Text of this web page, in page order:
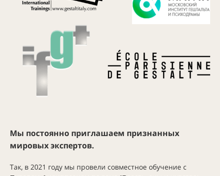
Мы постоянно приглашаем признанных
мировых экспертов.
Так, в 2021 году мы провели совместное обучение с